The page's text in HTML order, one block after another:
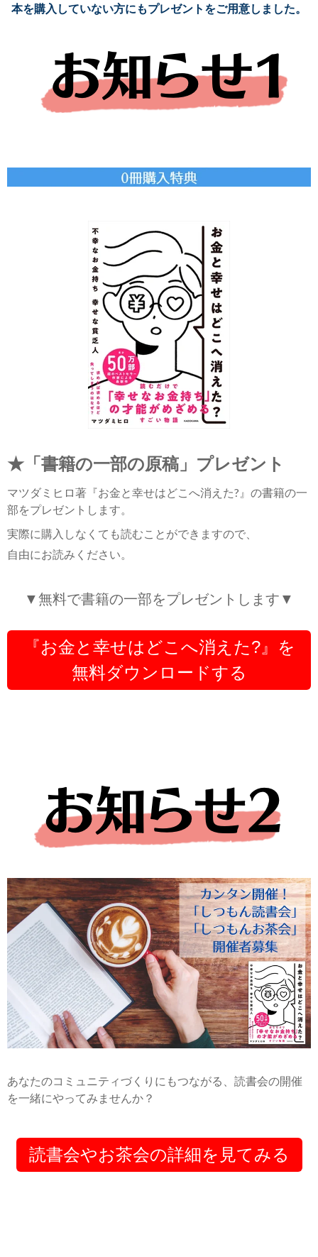
本を購入していない方にもプレゼントをご用意しました。
★「書籍の一部の原稿」プレゼント
マツダミヒロ著『お金と幸せはどこへ消えた?』の書籍の一
部をプレゼントします。
実際に購入しなくても読むことができますので、
自由にお読みください。
▼無料で書籍の一部をプレゼントします▼
『お金と幸せはどこへ消えた?』を
無料ダウンロードする
あなたのコミュニティづくりにもつながる、読書会の開催
を一緒にやってみませんか？
読書会やお茶会の詳細を見てみる